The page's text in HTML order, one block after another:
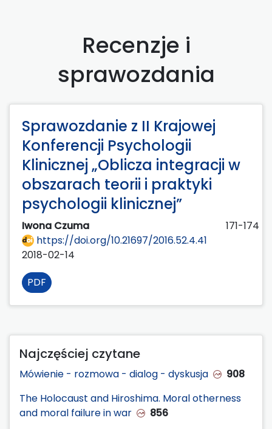
Recenzje i
sprawozdania
Sprawozdanie z II Krajowej
Konferencji Psychologii
Klinicznej „Oblicza integracji w
obszarach teorii i praktyki
psychologii klinicznej”
Iwona Czuma
171-174
https://doi.org/10.21697/2016.52.4.41
2018-02-14
PDF
Najczęściej czytane
Mówienie - rozmowa - dialog - dyskusja
908
The Holocaust and Hiroshima. Moral otherness
and moral failure in war
856